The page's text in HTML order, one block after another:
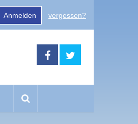
Anmelden vergessen?